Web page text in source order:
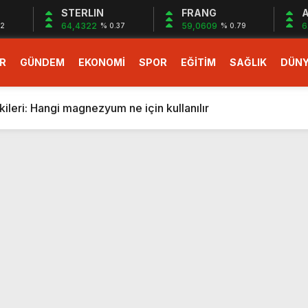
STERLIN
64,4322 % 0.37
FRANG
59,0609 % 0.79
GÜNDEM EKONOMİ SPOR EĞİTİM SAĞLIK
dev teklif
gelecek yeni özellikler belli oldu
Hangi magnezyum ne için kullanılır
başlıyor